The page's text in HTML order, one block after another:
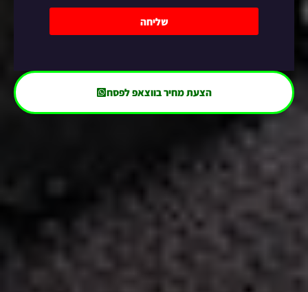
שליחה
הצעת מחיר בווצאפ לפסח